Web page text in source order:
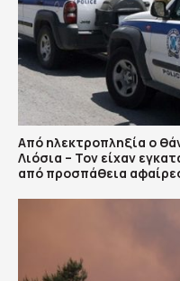
Από ηλεκτροπληξία ο
Λιόσια – Τον είχαν
από προσπάθεια